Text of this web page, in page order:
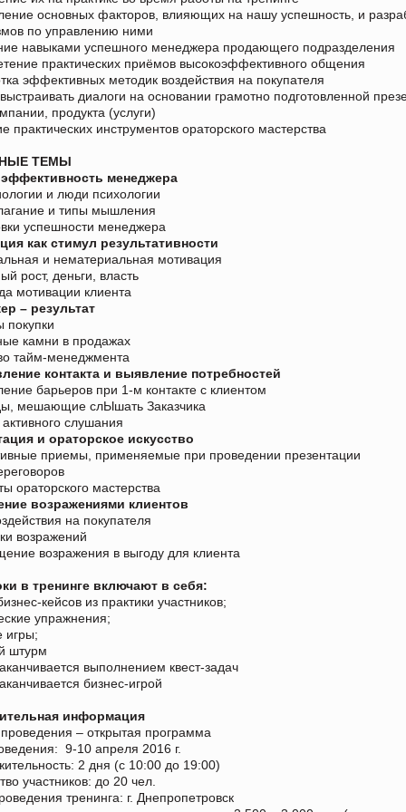
основных факторов, влияющих на нашу успешность, и
по управлению ними
навыками успешного менеджера продающего подразделения
практических приёмов высокоэффективного общения
эффективных методик воздействия на покупателя
диалоги на основании грамотно подготовленной
продукта (услуги)
практических инструментов ораторского мастерства
ТЕМЫ
менеджера
и люди психологии
и типы мышления
успешности менеджера
как стимул результативности
и нематериальная мотивация
рост, деньги, власть
мотивации клиента
– результат
покупки
камни в продажах
тайм-менеджмента
контакта и выявление потребностей
барьеров при 1-м контакте с клиентом
мешающие слЫшать Заказчика
слушания
и ораторское искусство
приемы, применяемые при проведении презентации
ораторского мастерства
возражениями клиентов
на покупателя
возражений
возражения в выгоду для клиента
в тренинге включают в себя:
кейсов из практики участников;
упражнения;
игры;
штурм
выполнением квест-задач
бизнес-игрой
информация
– открытая программа
9-10 апреля 2016 г.
2 дня (с 10:00 до 19:00)
участников: до 20 чел.
тренинга: г. Днепропетровск